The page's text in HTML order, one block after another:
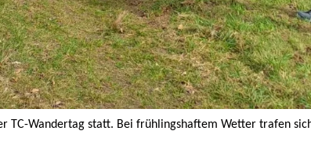
TC-Wandertag statt. Bei frühlingshaftem Wetter trafen